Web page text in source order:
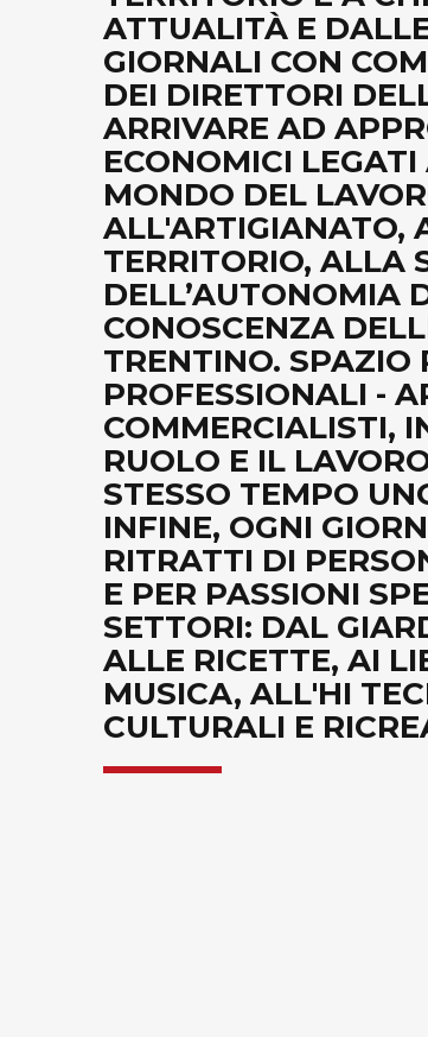
ATTUALITÀ E
GIORNALI CON
DEI DIRETTORI
ARRIVARE AD
ECONOMICI
MONDO DEL
ALL'ARTIGIANATO,
TERRITORIO, ALLA
DELL’AUTONOMIA
CONOSCENZA
TRENTINO. SPAZIO
PROFESSIONALI -
COMMERCIALISTI,
RUOLO E IL
STESSO TEMPO
INFINE, OGNI
RITRATTI DI
E PER PASSIONI
SETTORI: DAL
ALLE RICETTE, AI
MUSICA, ALL'HI
CULTURALI E